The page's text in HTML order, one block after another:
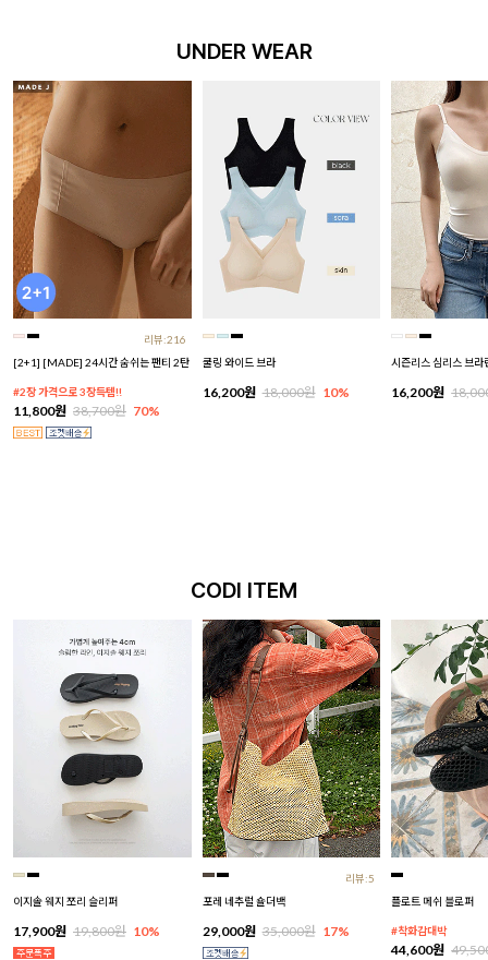
UNDER WEAR
리뷰:216
[2+1] [MADE] 24시간 숨쉬는 팬티 2탄
#2장 가격으로 3장득템!!
11,800원 38,700원 70%
쿨링 와이드 브라
16,200원 18,000원 10%
시즌리스 심리스 브라
16,200원
CODI ITEM
이지솔 웨지 쪼리 슬리퍼
17,900원 19,800원 10%
리뷰:5
포레 네추럴 숄더백
29,000원 35,000원 17%
플로트 메쉬 블로퍼
#착화감대박
44,600원